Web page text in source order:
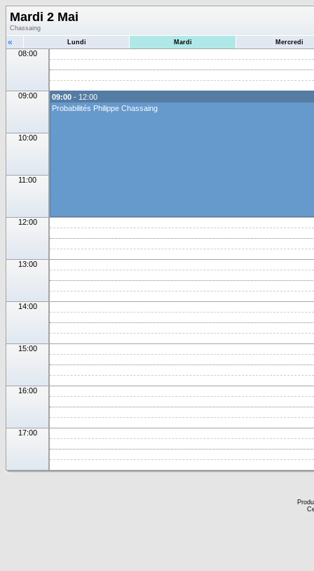
Mardi 2 Mai
Chassaing
« Lundi Mardi Mercredi
08:00
09:00 09:00 - 12:00
Probabilités Philippe Chassaing
10:00
11:00
12:00
13:00
14:00
15:00
16:00
17:00